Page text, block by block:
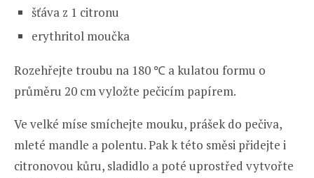
šťáva z 1 citronu
erythritol moučka
Rozehřejte troubu na 180 ℃ a kulatou formu o
průměru 20 cm vyložte pečicím papírem.
Ve velké míse smíchejte mouku, prášek do pečiva,
mleté ​​mandle a polentu. Pak k této směsi přidejte i
citronovou kůru, sladidlo a poté uprostřed vytvořte